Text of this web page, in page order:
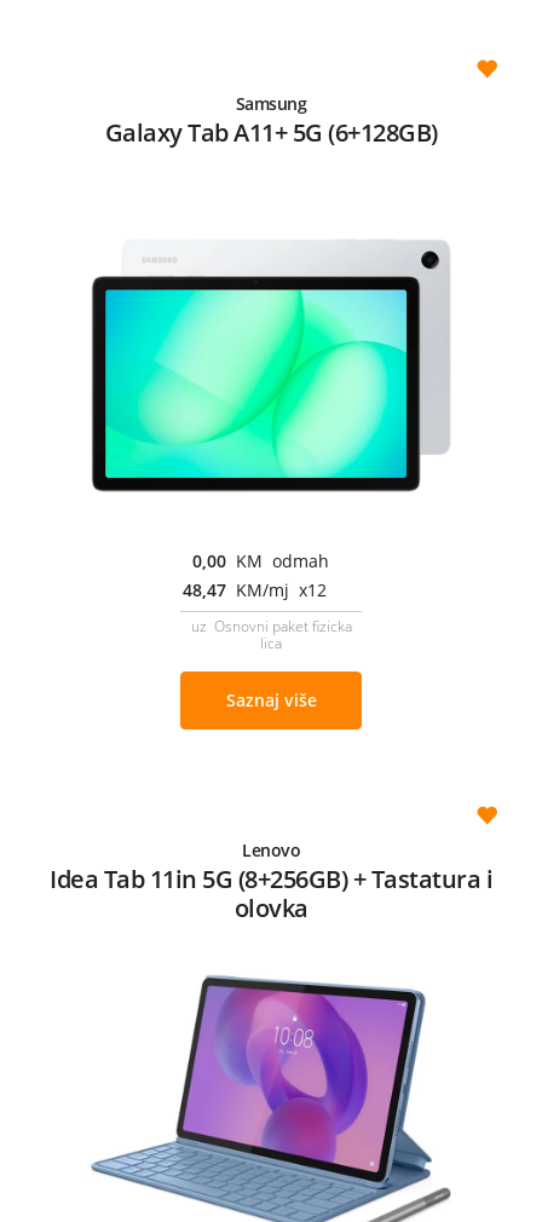
Samsung
Galaxy Tab A11+ 5G (6+128GB)
0,00 KM odmah
48,47 KM/mj x12
uz Osnovni paket fizicka
lica
Saznaj više
Lenovo
Idea Tab 11in 5G (8+256GB) + Tastatura i
olovka